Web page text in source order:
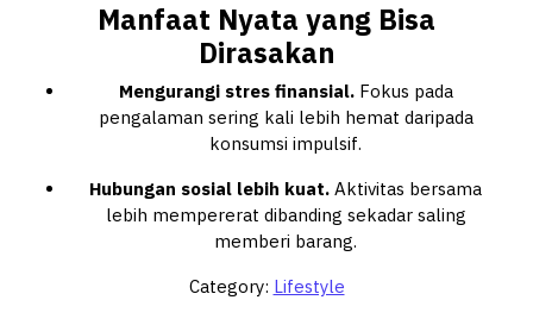
Manfaat Nyata yang Bisa
Dirasakan
Mengurangi stres finansial.Fokus pada
pengalaman sering kali lebih hemat daripada
konsumsi impulsif.
Hubungan sosial lebih kuat. Aktivitas bersama
lebih mempererat dibanding sekadar saling
memberi barang.
Category: Lifestyle